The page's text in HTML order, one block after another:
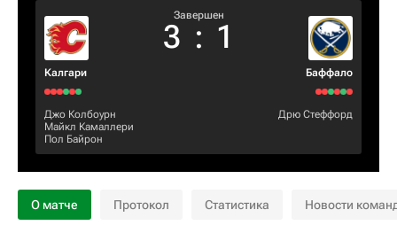
Калгари
Завершен
3 : 1
Баффало
Джо Колбоурн
Майкл Камаллери
Пол Байрон
Дрю Стеффорд
О матче Протокол Статистика Новости